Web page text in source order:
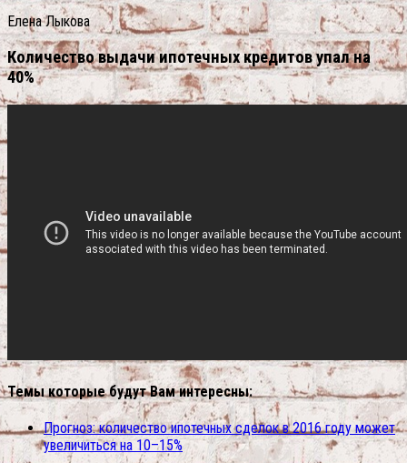
Елена Лыкова
Количество выдачи ипотечных кредитов упал на
40%
Темы которые будут Вам интересны:
Прогноз: количество ипотечных сделок в 2016 году может
увеличиться на 10–15%